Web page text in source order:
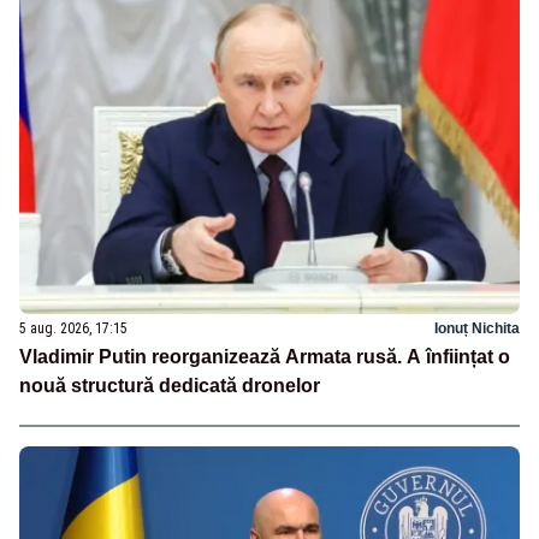
5 aug. 2026, 17:15 Ionuț Nichita
Vladimir Putin reorganizează Armata rusă. A înființat o
nouă structură dedicată dronelor